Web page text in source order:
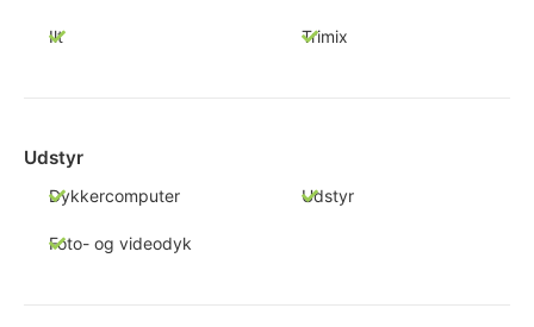
Ilt Trimix
Udstyr
Dykkercomputer Udstyr
Foto- og videodyk